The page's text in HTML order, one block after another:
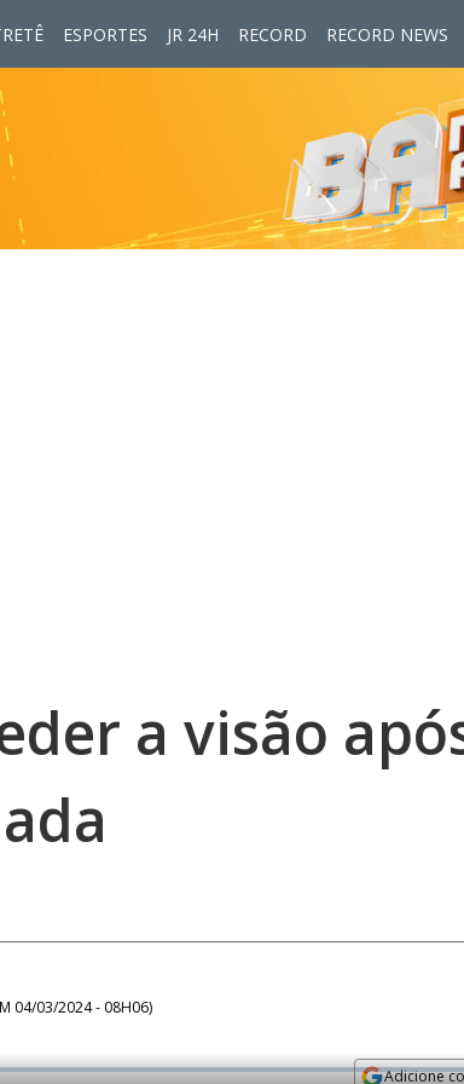
ESPORTES JR 24H RECORD RECORD NEWS
a visão
04/03/2024 - 08H06)
Adicione